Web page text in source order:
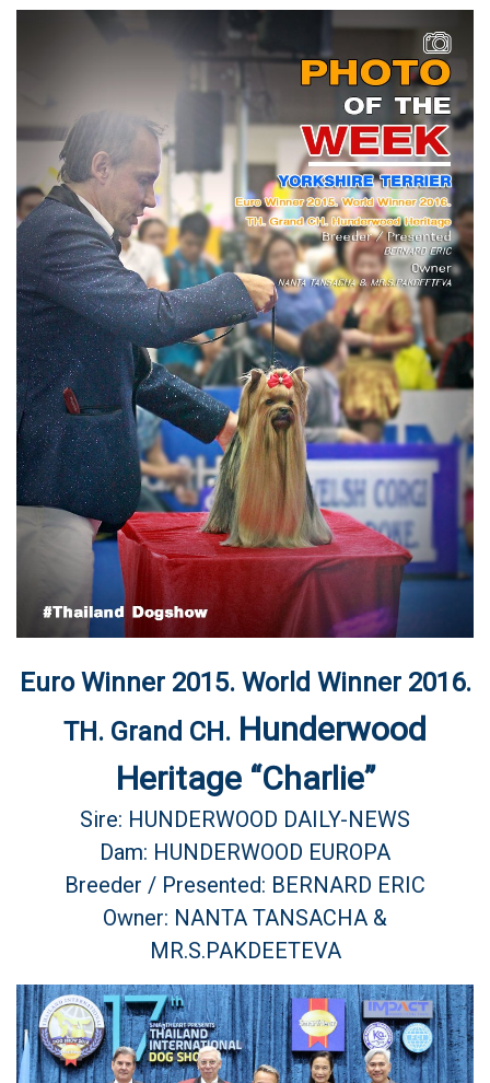
Euro Winner 2015. World Winner 2016.
TH. Grand CH. Hunderwood
Heritage “Charlie”
Sire: HUNDERWOOD DAILY-NEWS
Dam: HUNDERWOOD EUROPA
Breeder / Presented: BERNARD ERIC
Owner: NANTA TANSACHA &
MR.S.PAKDEETEVA